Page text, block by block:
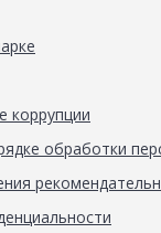
коррупции
обработки